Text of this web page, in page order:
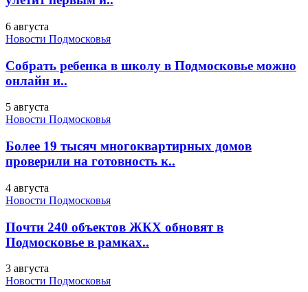
6 августа
Новости Подмосковья
Собрать ребенка в школу в Подмосковье можно
онлайн и..
5 августа
Новости Подмосковья
Более 19 тысяч многоквартирных домов
проверили на готовность к..
4 августа
Новости Подмосковья
Почти 240 объектов ЖКХ обновят в
Подмосковье в рамках..
3 августа
Новости Подмосковья